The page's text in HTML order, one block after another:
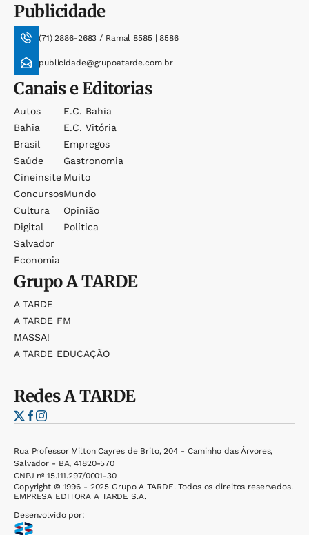
Publicidade
(71) 2886-2683 / Ramal 8585 | 8586
publicidade@grupoatarde.com.br
Canais e Editorias
Autos
Bahia
Brasil
Saúde
Cineinsite
Concursos
Cultura
Digital
Salvador
Economia
E.c. Bahia
E.c. Vitória
Empregos
Gastronomia
Muito
Mundo
Opinião
Política
GrupoA TARDE
A TARDE
A TARDE FM
MASSA!
A TARDE EDUCAÇÃO
RedesA TARDE
Rua Professor Milton Cayres de Brito, 204 - Caminho das Árvores,
Salvador - BA, 41820-570
CNPJ nº 15.111.297/0001-30
Copyright © 1996 - 2025 Grupo A TARDE. Todos os direitos reservados.
EMPRESA EDITORA A TARDE S.A.
Desenvolvido por: